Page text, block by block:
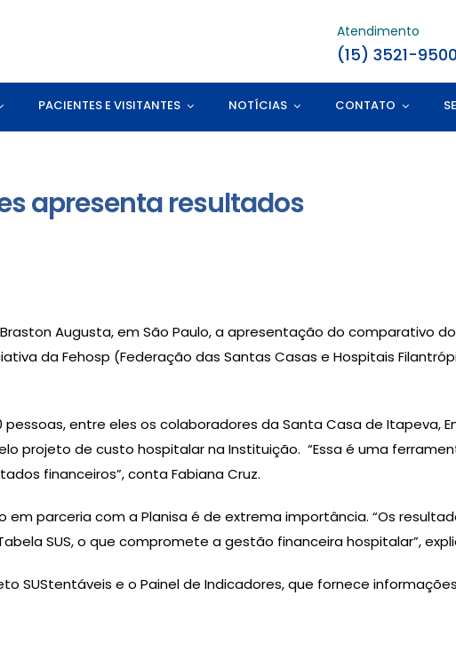
Atendimento
(15) 3521-9500
PACIENTES E VISITANTES NOTÍCIAS CONTATO
apresenta resultados
Augusta, em São Paulo, a apresentação do comparativo
da Fehosp (Federação das Santas Casas e Hospitais
entre eles os colaboradores da Santa Casa de Itapeva,
projeto de custo hospitalar na Instituição. “Essa é uma
financeiros”, conta Fabiana Cruz.
em parceria com a Planisa é de extrema importância. “Os
SUS, o que compromete a gestão financeira hospitalar”,
SUStentáveis e o Painel de Indicadores, que fornece